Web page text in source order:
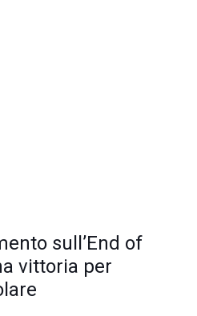
sull’End of
vittoria per